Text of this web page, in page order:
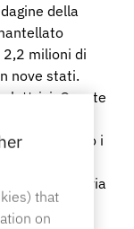
della
2,2 milioni di
nove stati.
Queste
negozi,
e pianificano i
accesso
sono un via
that
on